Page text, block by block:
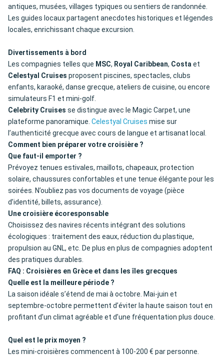
antiques, musées, villages typiques ou sentiers de randonnée.
Les guides locaux partagent anecdotes historiques et légendes
locales, enrichissant chaque excursion.
Divertissements à bord
Les compagnies telles que MSC, Royal Caribbean, Costaet
Celestyal Cruises proposent piscines, spectacles, clubs
enfants, karaoké, danse grecque, ateliers de cuisine, ou encore
simulateurs F1 et mini-golf.
Celebrity Cruises se distingue avec le Magic Carpet, une
plateforme panoramique. Celestyal Cruises mise sur
l’authenticité grecque avec cours de langue et artisanat local.
Comment bien préparer votre croisière ?
Que faut-il emporter ?
Prévoyez tenues estivales, maillots, chapeaux, protection
solaire, chaussures confortables et une tenue élégante pour les
soirées. N’oubliez pas vos documents de voyage (pièce
d’identité, billets, assurance).
Une croisière écoresponsable
Choisissez des navires récents intégrant des solutions
écologiques : traitement des eaux, réduction du plastique,
propulsion au GNL, etc. De plus en plus de compagnies adoptent
des pratiques durables.
FAQ : Croisières en Grèce et dans les îles grecques
Quelle est la meilleure période ?
La saison idéale s’étend de mai à octobre. Mai-juin et
septembre-octobre permettent d’éviter la haute saison tout en
profitant d’un climat agréable et d’une fréquentation plus douce.
Quel est le prix moyen ?
Les mini-croisières commencent à 100-200 € par personne.